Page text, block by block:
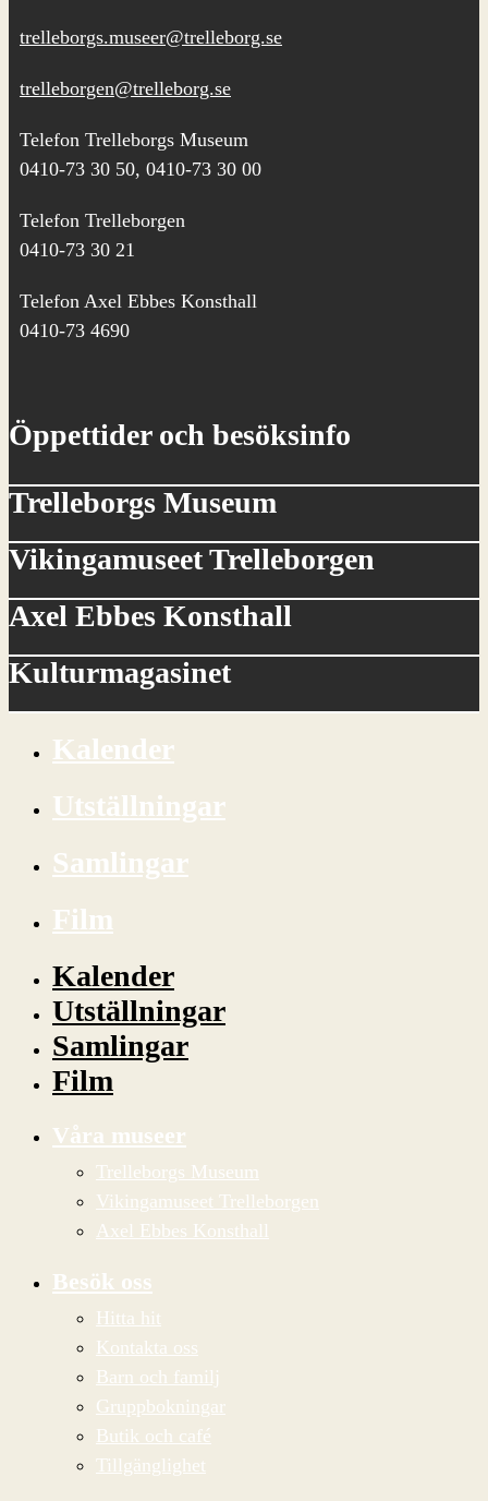
trelleborgs.museer@trelleborg.se
trelleborgen@trelleborg.se
Telefon Trelleborgs Museum
0410-73 30 50, 0410-73 30 00
Telefon Trelleborgen
0410-73 30 21
Telefon Axel Ebbes Konsthall
0410-73 4690
Öppettider och besöksinfo
Trelleborgs Museum
Vikingamuseet Trelleborgen
Axel Ebbes Konsthall
Kulturmagasinet
Kalender
Utställningar
Samlingar
Film
Kalender
Utställningar
Samlingar
Film
Våra museer
Trelleborgs Museum
Vikingamuseet Trelleborgen
Axel Ebbes Konsthall
Besök oss
Hitta hit
Kontakta oss
Barn och familj
Gruppbokningar
Butik och café
Tillgänglighet